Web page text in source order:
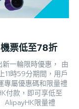
票低至78折
一輪限時優惠， 由
時59分期間，用戶
專屬優惠碼和限量禮
付款，即可享低至
AlipayHK限量禮